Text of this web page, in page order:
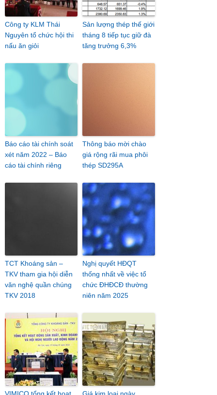
Công ty KLM Thái
Nguyên tổ chức hội thi
nấu ăn giỏi
Sản lượng thép thế giới
tháng 8 tiếp tục giữ đà
tăng trưởng 6,3%
Báo cáo tài chính soát
xét năm 2022 – Báo
cáo tài chính riêng
Thông báo mời chào
giá rộng rãi mua phôi
thép SD295A
TCT Khoáng sản –
TKV tham gia hội diễn
văn nghệ quần chúng
TKV 2018
Nghị quyết HĐQT
thống nhất về việc tổ
chức ĐHĐCĐ thường
niên năm 2025